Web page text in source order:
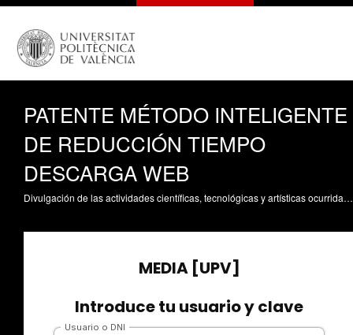
PATENTE MÉTODO INTELIGENTE
DE REDUCCIÓN TIEMPO
DESCARGA WEB
Divulgación de las actividades científicas, tecnológicas y artísticas ocurridas en los tres campus de la UPV